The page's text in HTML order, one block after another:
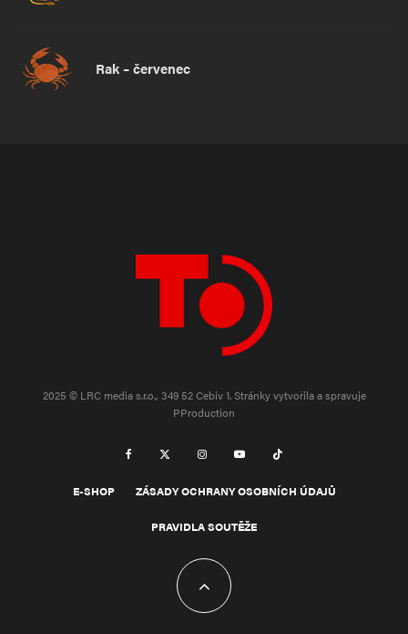
Rak – červenec
2025 © LRC media s.r.o., 349 52 Cebiv 1.Stránky vytvořila a spravuje
PProduction
E-SHOP ZÁSADY OCHRANY OSOBNÍCH ÚDAJŮ
PRAVIDLA SOUTĚŽE